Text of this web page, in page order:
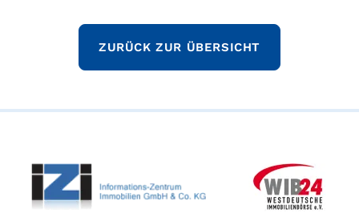
ZURÜCK ZUR ÜBERSICHT